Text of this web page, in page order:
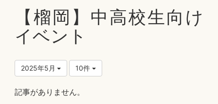
【榴岡】中高校生向け
イベント
2025年5月 10件
記事がありません。